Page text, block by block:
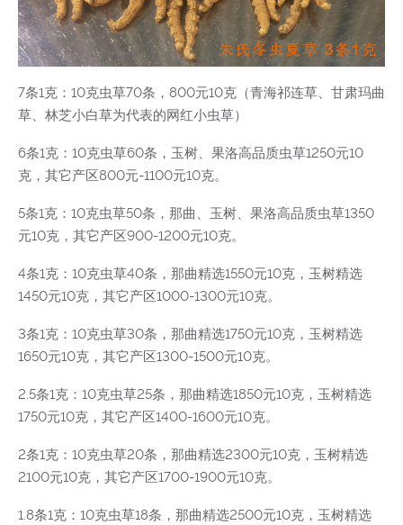
7条1克：10克虫草70条，800元10克（青海祁连草、甘肃玛曲
草、林芝小白草为代表的网红小虫草）
6条1克：10克虫草60条，玉树、果洛高品质虫草1250元10
克，其它产区800元-1100元10克。
5条1克：10克虫草50条，那曲、玉树、果洛高品质虫草1350
元10克，其它产区900-1200元10克。
4条1克：10克虫草40条，那曲精选1550元10克，玉树精选
1450元10克，其它产区1000-1300元10克。
3条1克：10克虫草30条，那曲精选1750元10克，玉树精选
1650元10克，其它产区1300-1500元10克。
2.5条1克：10克虫草25条，那曲精选1850元10克，玉树精选
1750元10克，其它产区1400-1600元10克。
2条1克：10克虫草20条，那曲精选2300元10克，玉树精选
2100元10克，其它产区1700-1900元10克。
1.8条1克：10克虫草18条，那曲精选2500元10克，玉树精选